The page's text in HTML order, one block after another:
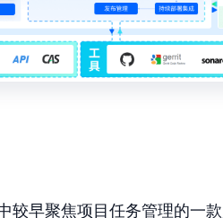
较早聚焦项目任务管理的一